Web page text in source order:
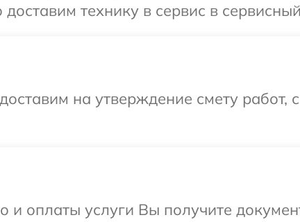
технику в сервис в
на утверждение смету работ,
и оплаты услуги Вы получите